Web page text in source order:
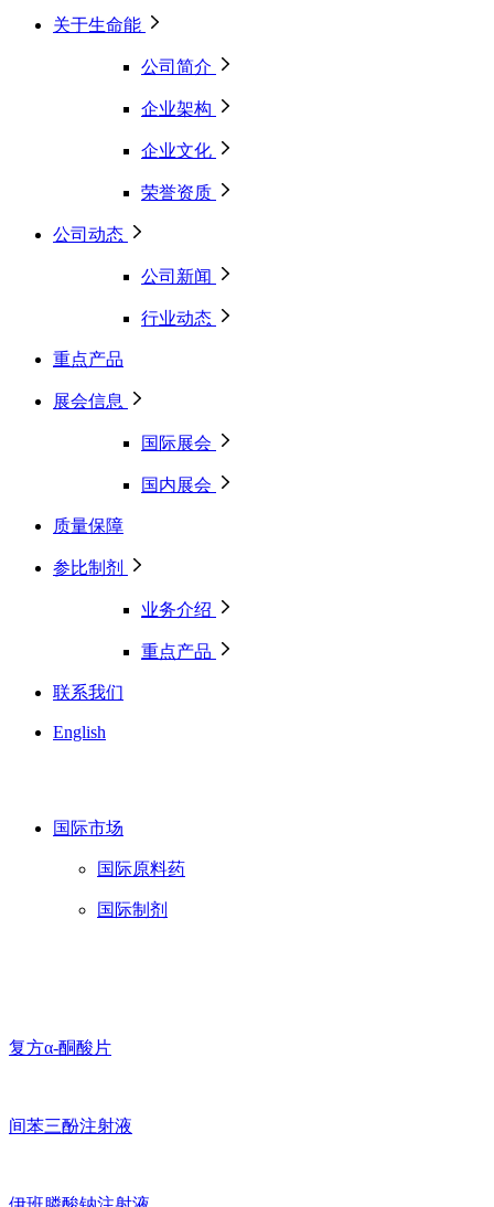
关于生命能
公司简介
企业架构
企业文化
荣誉资质
公司动态
公司新闻
行业动态
重点产品
展会信息
国际展会
国内展会
质量保障
参比制剂
业务介绍
重点产品
联系我们
English
国际市场
国际原料药
国际制剂
复方α-酮酸片
间苯三酚注射液